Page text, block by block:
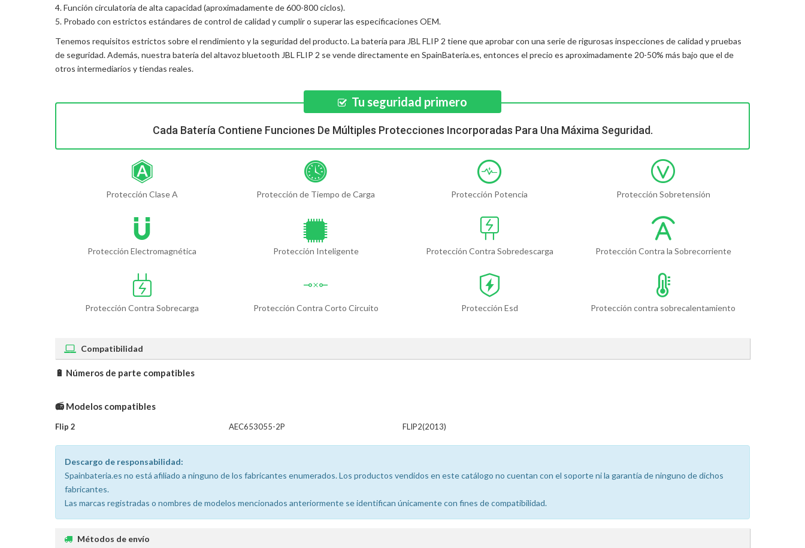
4. Función circulatoria de alta capacidad (aproximadamente de 600-800 ciclos).
5. Probado con estrictos estándares de control de calidad y cumplir o superar las especificaciones OEM.
Tenemos requisitos estrictos sobre el rendimiento y la seguridad del producto. La batería para JBL FLIP 2 tiene que aprobar con una serie de rigurosas inspecciones de calidad y pruebas
de seguridad. Además, nuestra batería del altavoz bluetooth JBL FLIP 2 se vende directamente en SpainBateria.es, entonces el precio es aproximadamente 20-50% más bajo que el de
otros intermediarios y tiendas reales.
Tu seguridad primero
Cada Batería Contiene Funciones De Múltiples Protecciones Incorporadas Para Una Máxima Seguridad.
Protección Clase A Protección de Tiempo de Carga Protección Potencia Protección Sobretensión
Protección Electromagnética Protección Inteligente Protección Contra Sobredescarga Protección Contra la Sobrecorriente
Protección Contra Sobrecarga Protección Contra Corto Circuito Protección Esd Protección contra sobrecalentamiento
Compatibilidad
🔋 Números de parte compatibles
📻 Modelos compatibles
Flip 2 AEC653055-2P FLIP2(2013)
Descargo de responsabilidad:
Spainbateria.es no está afiliado a ninguno de los fabricantes enumerados. Los productos vendidos en este catálogo no cuentan con el soporte ni la garantía de ninguno de dichos
fabricantes.
Las marcas registradas o nombres de modelos mencionados anteriormente se identifican únicamente con fines de compatibilidad.
Métodos de envío